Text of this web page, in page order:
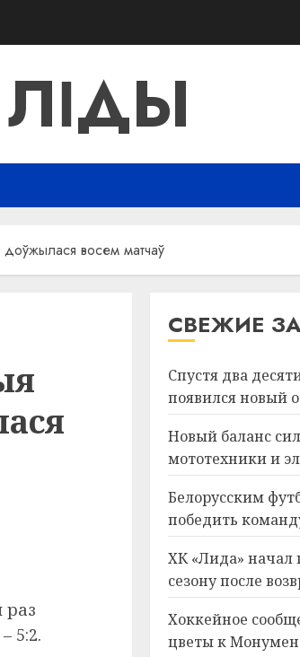
восем матчаў
раз
5:2.
СВЕЖИЕ
Спустя два
появился новый
Новый баланс
мототехники и
Белорусским
победить
ХК «Лида» начал
сезону после
Хоккейное
цветы к